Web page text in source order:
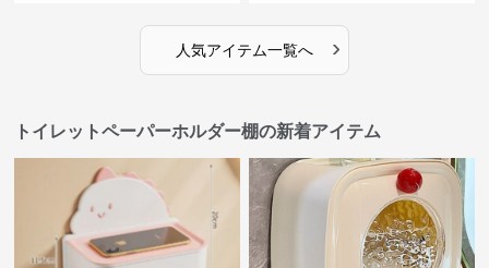
人気アイテム一覧へ ›
トイレットペーパーホルダー棚の新着アイテム